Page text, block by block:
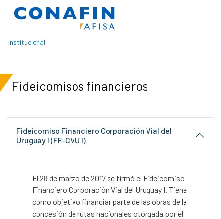
Pasar al contenido principal
Institucional
Fideicomisos financieros
Fideicomiso Financiero Corporación Vial del
Uruguay I (FF-CVU I)
El 28 de marzo de 2017 se firmó el Fideicomiso
Financiero Corporación Vial del Uruguay I. Tiene
como objetivo financiar parte de las obras de la
concesión de rutas nacionales otorgada por el